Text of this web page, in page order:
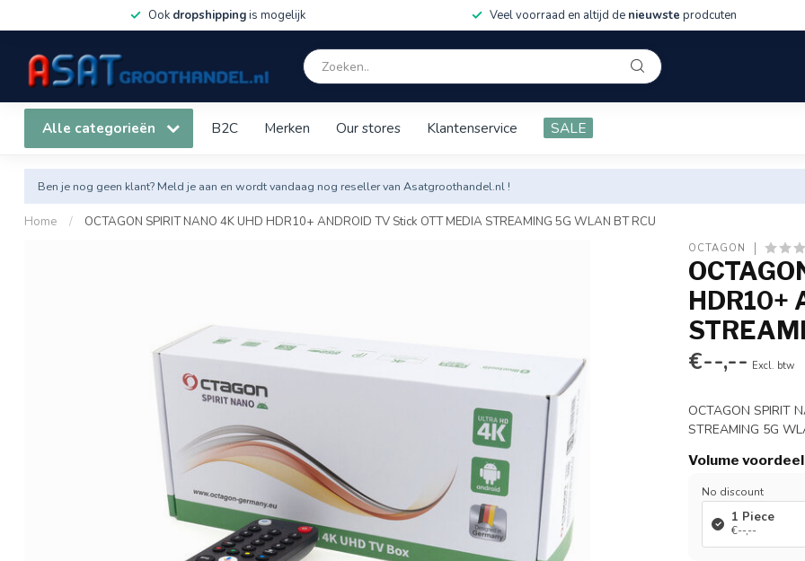
Ook dropshippingis mogelijk Veel voorraad en altijd de nieuwste prodcuten
Alle categorieën B2C Merken Our stores Klantenservice SALE
Ben je nog geen klant? Meld je aan en wordt vandaag nog reseller van Asatgroothandel.nl !
Home / OCTAGON SPIRIT NANO 4K UHD HDR10+ ANDROID TV Stick OTT MEDIA STREAMING 5G WLAN BT RCU
OCTAGON
HDR10+
€--,-- Excl. btw
OCTAGON SPIRIT
STREAMING 5G
Volume voordeel
No discount
1 Piece
€--,--